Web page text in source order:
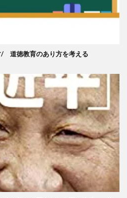
/ 道徳教育のあり方を考える